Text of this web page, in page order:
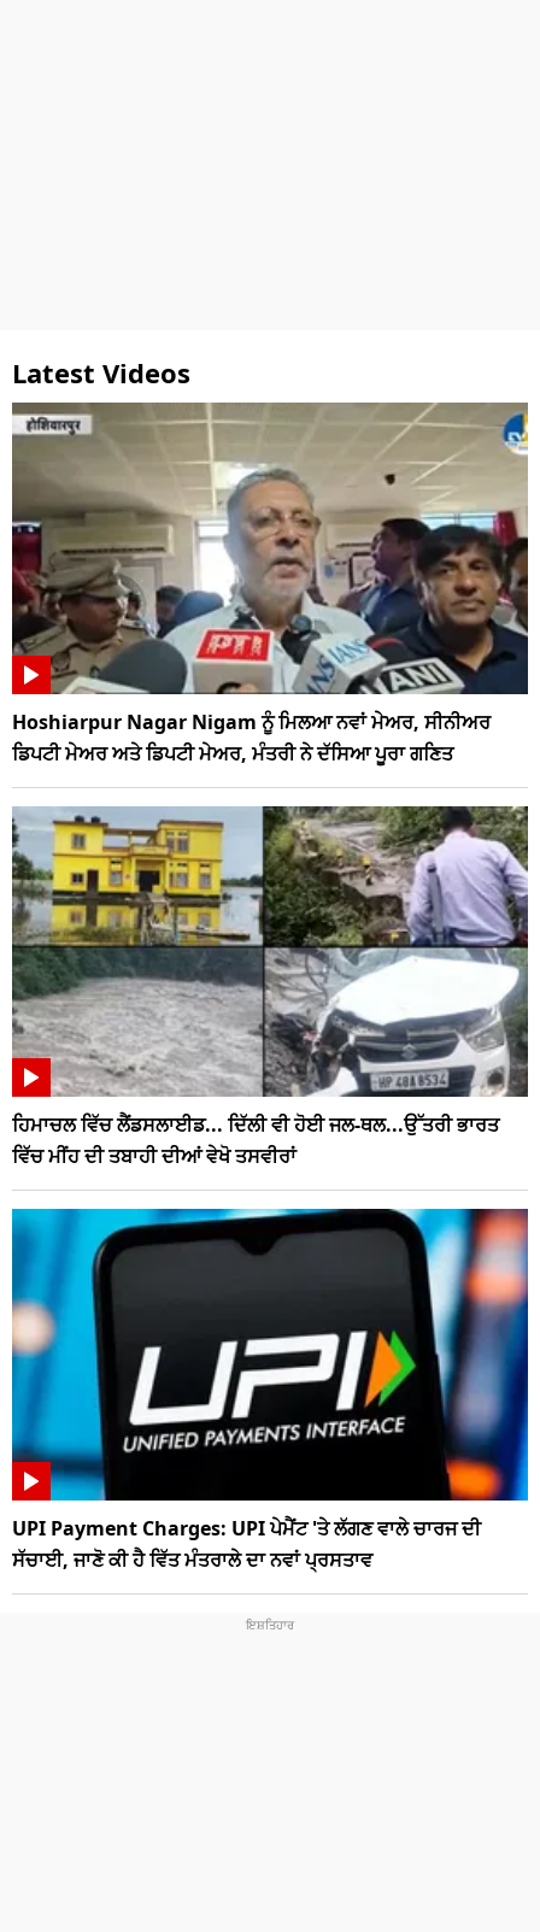
Latest Videos
Hoshiarpur Nagar Nigam ਨੂੰ ਮਿਲਆ ਨਵਾਂ ਮੇਅਰ, ਸੀਨੀਅਰ
ਡਿਪਟੀ ਮੇਅਰ ਅਤੇ ਡਿਪਟੀ ਮੇਅਰ, ਮੰਤਰੀ ਨੇ ਦੱਸਿਆ ਪੂਰਾ ਗਣਿਤ
ਹਿਮਾਚਲ ਵਿੱਚ ਲੈਂਡਸਲਾਈਡ... ਦਿੱਲੀ ਵੀ ਹੋਈ ਜਲ-ਥਲ...ਉੱਤਰੀ ਭਾਰਤ
ਵਿੱਚ ਮੀਂਹ ਦੀ ਤਬਾਹੀ ਦੀਆਂ ਵੇਖੋ ਤਸਵੀਰਾਂ
UPI Payment Charges: UPI ਪੇਮੈਂਟ 'ਤੇ ਲੱਗਣ ਵਾਲੇ ਚਾਰਜ ਦੀ
ਸੱਚਾਈ, ਜਾਣੋ ਕੀ ਹੈ ਵਿੱਤ ਮੰਤਰਾਲੇ ਦਾ ਨਵਾਂ ਪ੍ਰਸਤਾਵ